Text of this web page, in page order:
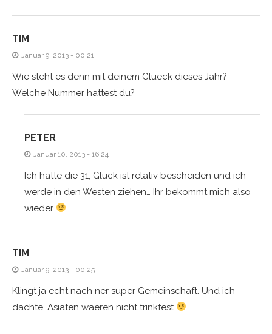
TIM
Januar 9, 2013 - 00:21
Wie steht es denn mit deinem Glueck dieses Jahr?
Welche Nummer hattest du?
PETER
Januar 10, 2013 - 16:24
Ich hatte die 31, Glück ist relativ bescheiden und ich
werde in den Westen ziehen… Ihr bekommt mich also
wieder
TIM
Januar 9, 2013 - 00:25
Klingt ja echt nach ner super Gemeinschaft. Und ich
dachte, Asiaten waeren nicht trinkfest